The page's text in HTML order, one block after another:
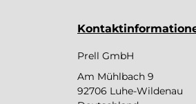
Prell GmbH
Am Mühlbach 9
92706 Luhe-Wildenau